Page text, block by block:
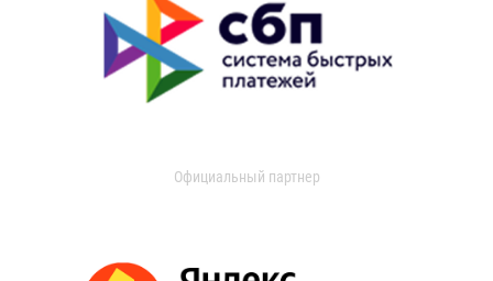
Официальный партнер